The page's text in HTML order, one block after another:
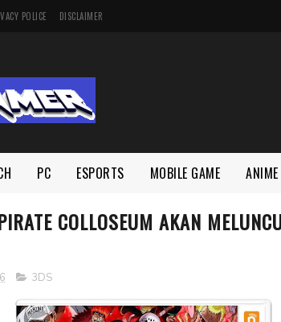
POLICE DISCLAIMER
PC ESPORTS MOBILE GAME ANIME
COLLOSEUM AKAN
3DS